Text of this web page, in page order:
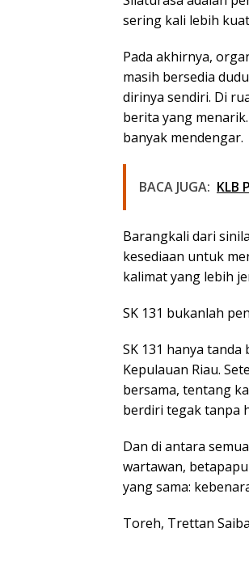
sering kali lebih
Pada akhirnya,
masih bersedia
dirinya sendiri. Di
berita yang
banyak mendengar.
BACA JUGA: KLB
Barangkali dari
kesediaan untuk
kalimat yang lebih
SK 131 bukanlah
SK 131 hanya
Kepulauan Riau.
bersama, tentang
berdiri tegak tanpa
Dan di antara
wartawan,
yang sama:
Toreh, Trettan